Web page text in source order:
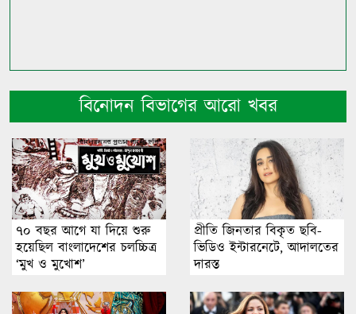
বিনোদন বিভাগের আরো খবর
৭০ বছর আগে যা ‍দিয়ে শুরু
হয়েছিল বাংলাদেশের চলচ্চিত্র
‘মুখ ও মুখোশ’
প্রীতি জিনতার বিকৃত ছবি-
ভিডিও ইন্টারনেটে, আদালতের
দারস্ত